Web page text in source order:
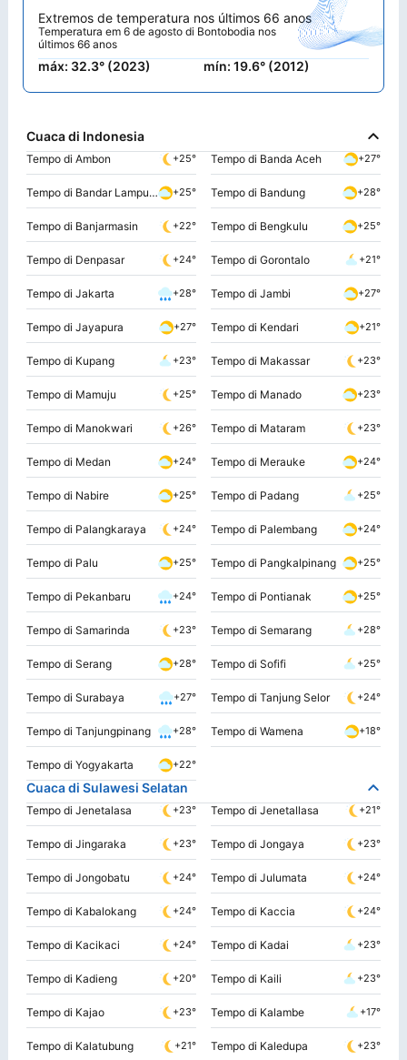
Extremos de temperatura nos últimos 66 anos
Temperatura em 6 de agosto di Bontobodia nos
últimos 66 anos
máx: 32.3° (2023) mín: 19.6° (2012)
Cuaca di Indonesia
Tempo di Ambon +25° Tempo di Banda Aceh +27°
Tempo di Bandar Lampung +25° Tempo di Bandung +28°
Tempo di Banjarmasin +22° Tempo di Bengkulu +25°
Tempo di Denpasar +24° Tempo di Gorontalo +21°
Tempo di Jakarta +28° Tempo di Jambi +27°
Tempo di Jayapura +27° Tempo di Kendari +21°
Tempo di Kupang +23° Tempo di Makassar +23°
Tempo di Mamuju +25° Tempo di Manado +23°
Tempo di Manokwari +26° Tempo di Mataram +23°
Tempo di Medan +24° Tempo di Merauke +24°
Tempo di Nabire +25° Tempo di Padang +25°
Tempo di Palangkaraya +24° Tempo di Palembang +24°
Tempo di Palu +25° Tempo di Pangkalpinang +25°
Tempo di Pekanbaru +24° Tempo di Pontianak +25°
Tempo di Samarinda +23° Tempo di Semarang +28°
Tempo di Serang +28° Tempo di Sofifi +25°
Tempo di Surabaya +27° Tempo di Tanjung Selor +24°
Tempo di Tanjungpinang +28° Tempo di Wamena +18°
Tempo di Yogyakarta +22°
Cuaca di Sulawesi Selatan
Tempo di Jenetalasa +23° Tempo di Jenetallasa +21°
Tempo di Jingaraka +23° Tempo di Jongaya +23°
Tempo di Jongobatu +24° Tempo di Julumata +24°
Tempo di Kabalokang +24° Tempo di Kaccia +24°
Tempo di Kacikaci +24° Tempo di Kadai +23°
Tempo di Kadieng +20° Tempo di Kaili +23°
Tempo di Kajao +23° Tempo di Kalambe +17°
Tempo di Kalatubung +21° Tempo di Kaledupa +23°